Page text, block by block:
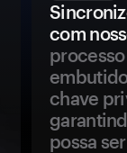
com
chave
possa